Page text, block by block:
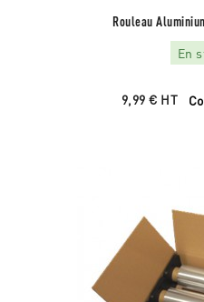
Rouleau
En
9,99 € HT